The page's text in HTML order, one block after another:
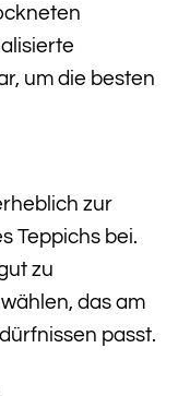
um die besten
zur
Teppichs bei.
zu
das am
passt.